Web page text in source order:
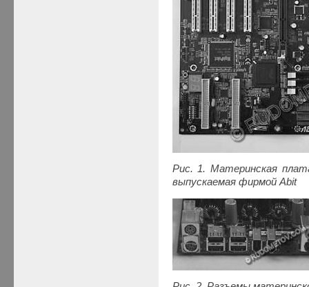
Рис. 1. Материнская
выпускаемая фирмой Abit